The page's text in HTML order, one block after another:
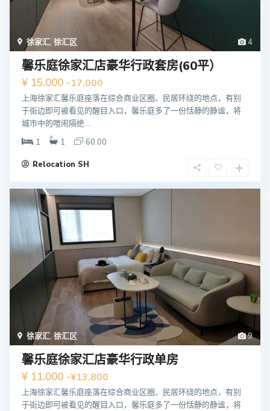
4
徐家汇, 徐汇区
馨乐庭徐家汇店豪华行政套房(60平）
¥ 15.000 -17,000
上海徐家汇馨乐庭座落在综合商业区圈、民居环绕的地点，有别
于街边即可被看见的醒目入口，馨乐庭多了一份恬静的静谧，将
城市中的喧闹隔绝 ...
1
1 60.00
Relocation SH
9
徐家汇, 徐汇区
馨乐庭徐家汇店豪华行政单房
¥ 11.000 -¥13.800
上海徐家汇馨乐庭座落在综合商业区圈、民居环绕的地点，有别
于街边即可被看见的醒目入口，馨乐庭多了一份恬静的静谧，将